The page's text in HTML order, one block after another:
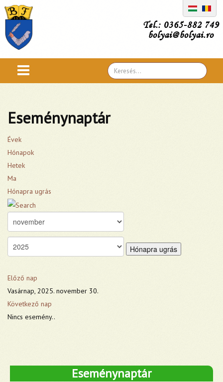
Tel.: 0365-882 749
bolyai@bolyai.ro
Search
...
Eseménynaptár
Évek
Hónapok
Hetek
Ma
Hónapra ugrás
Hónapra ugrás
Előző nap
Vasárnap, 2025. november 30.
Következő nap
Nincs esemény..
Eseménynaptár